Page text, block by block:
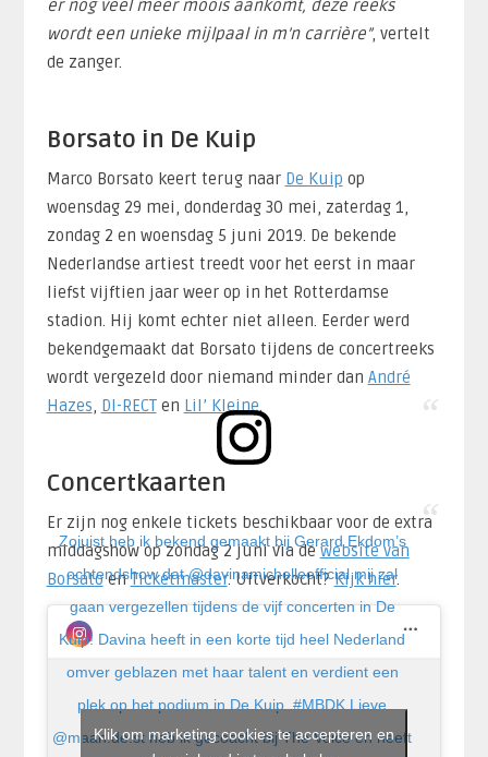
er nog veel meer moois aankomt, deze reeks
wordt een unieke mijlpaal in m’n carrière”, vertelt
de zanger.
Borsato in De Kuip
Marco Borsato keert terug naar De Kuip op
woensdag 29 mei, donderdag 30 mei, zaterdag 1,
zondag 2 en woensdag 5 juni 2019. De bekende
Nederlandse artiest treedt voor het eerst in maar
liefst vijftien jaar weer op in het Rotterdamse
stadion. Hij komt echter niet alleen. Eerder werd
bekendgemaakt dat Borsato tijdens de concertreeks
wordt vergezeld door niemand minder dan André
Hazes, DI-RECTen Lil’ Kleine.
Concertkaarten
Er zijn nog enkele tickets beschikbaar voor de extra
middagshow op zondag 2 juni via dewebsite van
BorsatoenTicketmaster. Uitverkocht?Kijk hier.
Zojuist heb ik bekend gemaakt bij Gerard Ekdom’s
ochtendshow dat @davinamichelleofficial mij zal
gaan vergezellen tijdens de vijf concerten in De
Kuip! Davina heeft in een korte tijd heel Nederland
omver geblazen met haar talent en verdient een
plek op het podium in De Kuip. #MBDK Lieve
@maan.de.st heb ik gecoacht bij The Voice en heeft
Klik om marketing cookies te accepteren en